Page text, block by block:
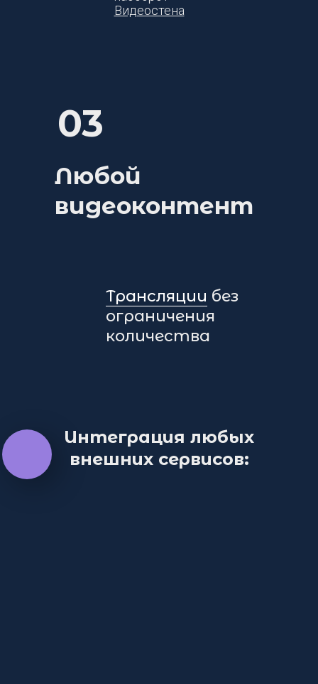
Видеостена
Любой
видеоконтент
03
Трансляции без
ограничения
количества
Интеграция любых
внешних сервисов: